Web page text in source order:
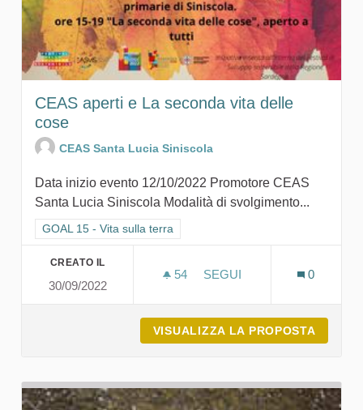
CEAS aperti e La seconda vita delle
cose
CEAS Santa Lucia Siniscola
Data inizio evento 12/10/2022 Promotore CEAS
Santa Lucia Siniscola Modalità di svolgimento...
Filtra i risultati per categoria: GOAL 15 - Vita sulla terra
GOAL 15 - Vita sulla terra
CREATO IL
30/09/2022
54 54 SOSTENITORI
SEGUI
0
VISUALIZZA LA PROPOSTA